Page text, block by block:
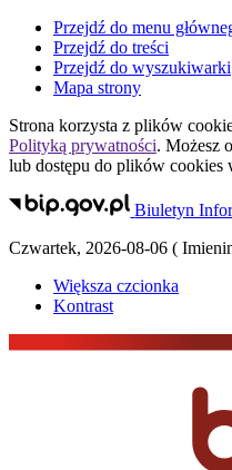
Przejdź do menu
Przejdź do treści
Przejdź do wyszukiwarki
Mapa strony
Strona korzysta z plików
Polityką prywatności. Możesz
lub dostępu do plików cookies
Biuletyn
Czwartek, 2026-08-06 (
Większa czcionka
Kontrast